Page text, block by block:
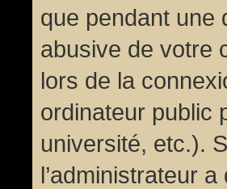
que pendant une
abusive de votre
lors de la
ordinateur public
université, etc.).
l’administrateur